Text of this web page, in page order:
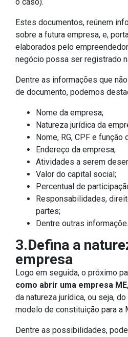
Estes documentos, reúnem
sobre a futura empresa, e,
elaborados pelo
negócio possa ser registrado
Dentre as informações que
de documento, podemos
Nome da empresa;
Natureza jurídica da
Nome, RG, CPF e
Endereço da empresa;
Atividades a serem
Valor do capital social;
Percentual de
Responsabilidades,
partes;
Dentre outras
3.Defina a
empresa
Logo em seguida, o próximo
como abrir uma empresa ME
da natureza jurídica, ou seja,
modelo de constituição para a
Dentre as possibilidades,